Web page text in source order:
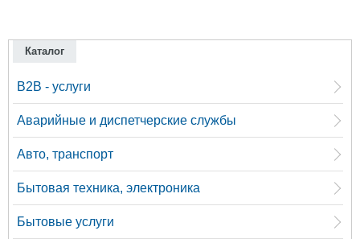
Каталог
B2B - услуги
Аварийные и диспетчерские службы
Авто, транспорт
Бытовая техника, электроника
Бытовые услуги